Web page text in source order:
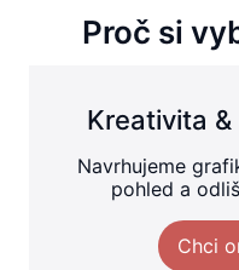
Proč si
Kreativita
Navrhujeme
pohled a
Chci